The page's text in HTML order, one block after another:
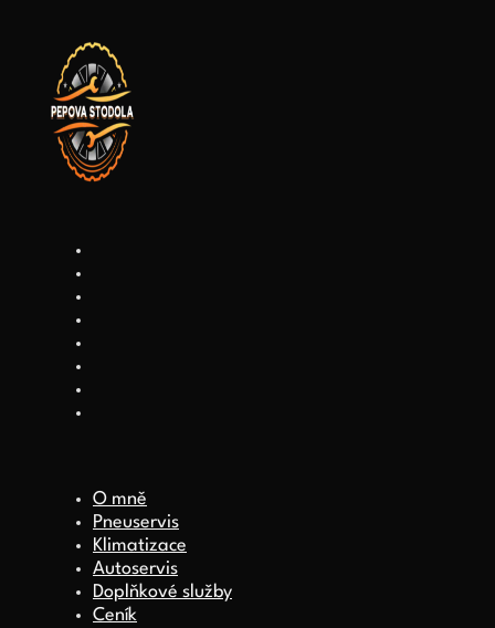
O mně
Pneuservis
Klimatizace
Autoservis
Doplňkové služby
Ceník